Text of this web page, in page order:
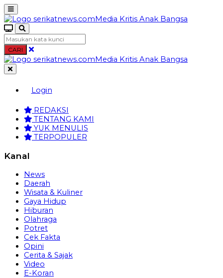
CARI
Login
REDAKSI
TENTANG KAMI
YUK MENULIS
TERPOPULER
Kanal
News
Daerah
Wisata & Kuliner
Gaya Hidup
Hiburan
Olahraga
Potret
Cek Fakta
Opini
Cerita & Sajak
Video
E-Koran